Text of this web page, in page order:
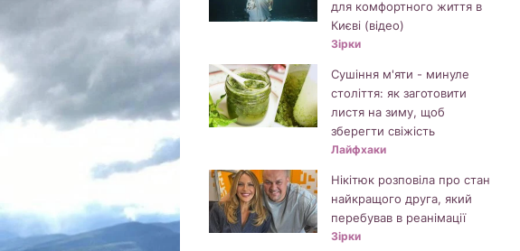
для комфортного життя в
Києві (відео)
Зірки
Сушіння м'яти - минуле
століття: як заготовити
листя на зиму, щоб
зберегти свіжість
Лайфхаки
Нікітюк розповіла про стан
найкращого друга, який
перебував в реанімації
Зірки